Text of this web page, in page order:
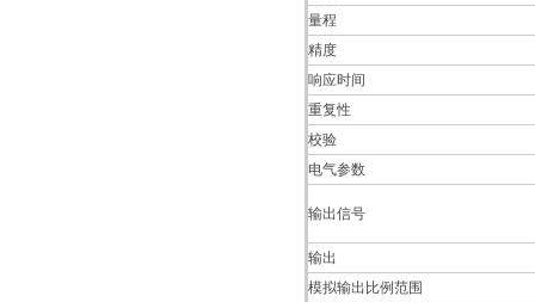
量程
精度
响应时间
重复性
校验
电气参数
输出信号
输出
模拟输出比例范围